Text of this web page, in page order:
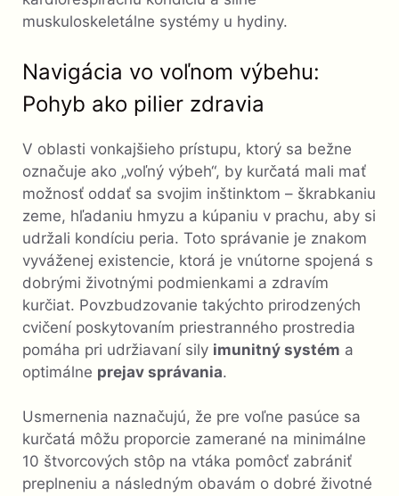
muskuloskeletálne systémy u hydiny.
Navigácia vo voľnom výbehu:
Pohyb ako pilier zdravia
V oblasti vonkajšieho prístupu, ktorý sa bežne
označuje ako „voľný výbeh“, by kurčatá mali mať
možnosť oddať sa svojim inštinktom – škrabkaniu
zeme, hľadaniu hmyzu a kúpaniu v prachu, aby si
udržali kondíciu peria. Toto správanie je znakom
vyváženej existencie, ktorá je vnútorne spojená s
dobrými životnými podmienkami a zdravím
kurčiat. Povzbudzovanie takýchto prirodzených
cvičení poskytovaním priestranného prostredia
pomáha pri udržiavaní sily imunitný systém a
optimálne prejav správania.
Usmernenia naznačujú, že pre voľne pasúce sa
kurčatá môžu proporcie zamerané na minimálne
10 štvorcových stôp na vtáka pomôcť zabrániť
preplneniu a následným obavám o dobré životné